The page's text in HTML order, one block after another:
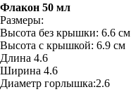
Флакон 50 мл
Размеры:
Высота без крышки: 6.6 см
Высота с крышкой: 6.9 см
Длина 4.6
Ширина 4.6
Диаметр горлышка:2.6